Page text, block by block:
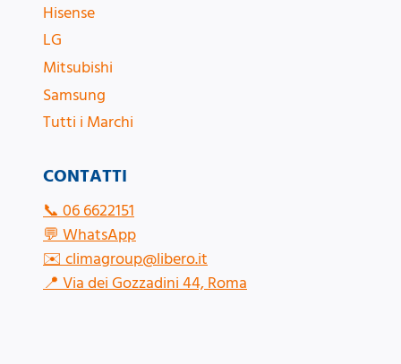
CONTATTI
📞06 6622151
💬WhatsApp
✉️climagroup@libero.it
📍Via dei Gozzadini 44, Roma
Hisense
LG
Mitsubishi
Samsung
Tutti i Marchi